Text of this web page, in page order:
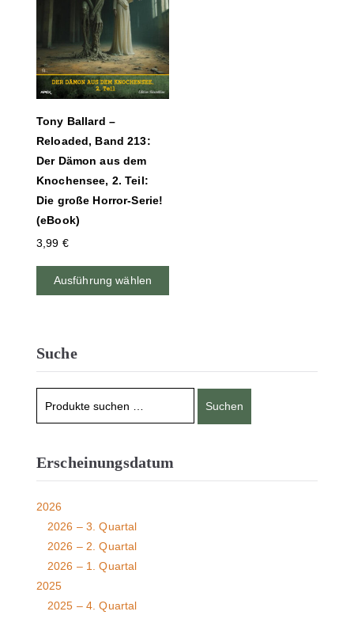
Tony Ballard –
Reloaded, Band 213:
Der Dämon aus dem
Knochensee, 2. Teil:
Die große Horror-Serie!
(eBook)
3,99 €
Ausführung wählen
Suche
Suchen
Erscheinungsdatum
2026
2026 – 3. Quartal
2026 – 2. Quartal
2026 – 1. Quartal
2025
2025 – 4. Quartal